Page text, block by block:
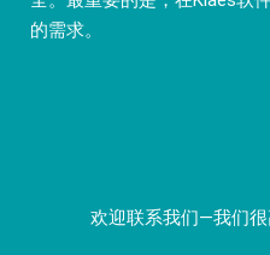
的需求。
欢迎联系我们—我们